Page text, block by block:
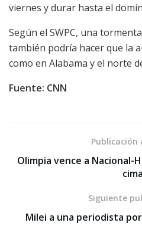
viernes y durar hasta el
Según el SWPC, una
también podría hacer que la
como en Alabama y el norte
Fuente: CNN
Olimpia vence a Nacional-
cima
Siguiente
Milei a una periodista